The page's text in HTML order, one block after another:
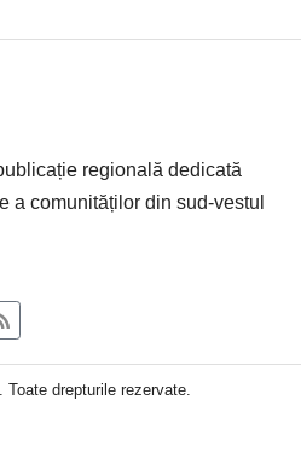
regională dedicată
a comunităților din sud-vestul
drepturile rezervate.